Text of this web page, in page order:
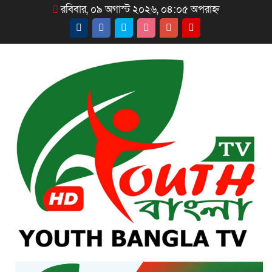
রবিবার, ০৯ অগাস্ট ২০২৬, ০৪:০৫ অপরাহ্ন